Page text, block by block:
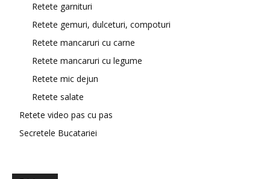
Retete garnituri
Retete gemuri, dulceturi, compoturi
Retete mancaruri cu carne
Retete mancaruri cu legume
Retete mic dejun
Retete salate
Retete video pas cu pas
Secretele Bucatariei